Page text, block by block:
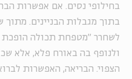
בחילופי נסים. אם אפשרות
בתוך מגבלות הבניינים.
לשחרר "מטפחת תכולה הופכת
ולנופף בה באורח פלא, אלא
הצפוי. הבריאה, האפשרות